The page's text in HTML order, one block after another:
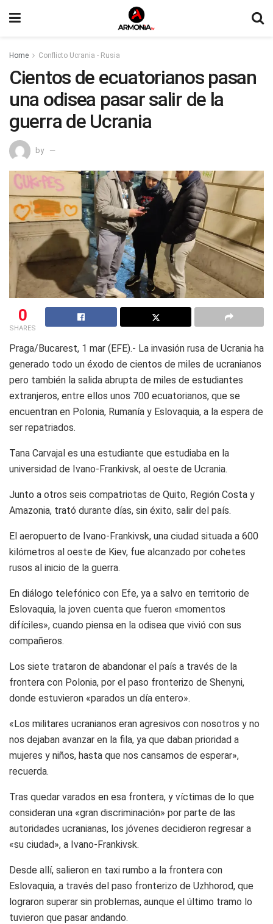
Home Conflicto Ucrania - Rusia
Cientos de ecuatorianos pasan
una odisea pasar salir de la
guerra de Ucrania
by
0
SHARES
Praga/Bucarest, 1 mar (EFE).- La invasión rusa de Ucrania ha
generado todo un éxodo de cientos de miles de ucranianos
pero también la salida abrupta de miles de estudiantes
extranjeros, entre ellos unos 700 ecuatorianos, que se
encuentran en Polonia, Rumanía y Eslovaquia, a la espera de
ser repatriados.
Tana Carvajal es una estudiante que estudiaba en la
universidad de Ivano-Frankivsk, al oeste de Ucrania.
Junto a otros seis compatriotas de Quito, Región Costa y
Amazonia, trató durante días, sin éxito, salir del país.
El aeropuerto de Ivano-Frankivsk, una ciudad situada a 600
kilómetros al oeste de Kiev, fue alcanzado por cohetes
rusos al inicio de la guerra.
En diálogo telefónico con Efe, ya a salvo en territorio de
Eslovaquia, la joven cuenta que fueron «momentos
difíciles», cuando piensa en la odisea que vivió con sus
compañeros.
Los siete trataron de abandonar el país a través de la
frontera con Polonia, por el paso fronterizo de Shenyni,
donde estuvieron «parados un día entero».
«Los militares ucranianos eran agresivos con nosotros y no
nos dejaban avanzar en la fila, ya que daban prioridad a
mujeres y niños, hasta que nos cansamos de esperar»,
recuerda.
Tras quedar varados en esa frontera, y víctimas de lo que
consideran una «gran discriminación» por parte de las
autoridades ucranianas, los jóvenes decidieron regresar a
«su ciudad», a Ivano-Frankivsk.
Desde allí, salieron en taxi rumbo a la frontera con
Eslovaquia, a través del paso fronterizo de Uzhhorod, que
lograron superar sin problemas, aunque el último tramo lo
tuvieron que pasar andando.